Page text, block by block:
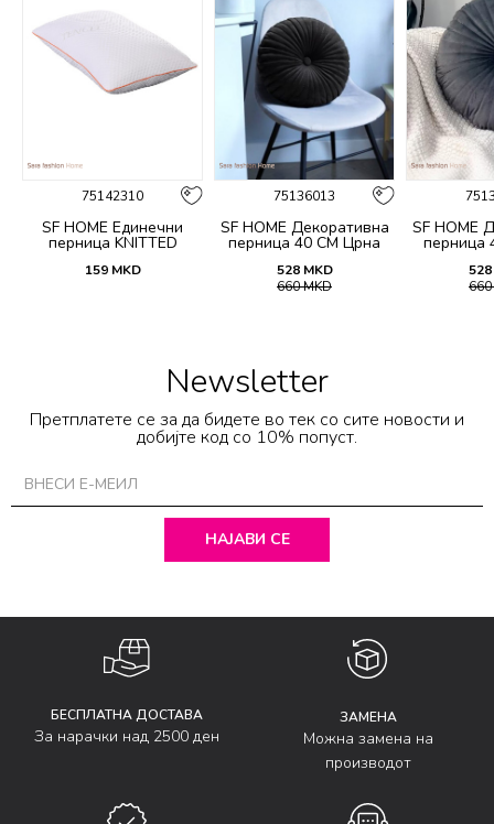
75142310
SF HOME Единечни
перница KNITTED
159 MKD
75136013
SF HOME Декоративна
перница 40 СМ Црна
528 MKD
660MKD
SF HOME
перница
528
660
Newsletter
Претплатете се за да бидете во тек со сите новости и
добијте код со 10% попуст.
НАЈАВИ СЕ
БЕСПЛАТНА ДОСТАВА
За нарачки над 2500 ден
ЗАМЕНА
Можна замена на
производот